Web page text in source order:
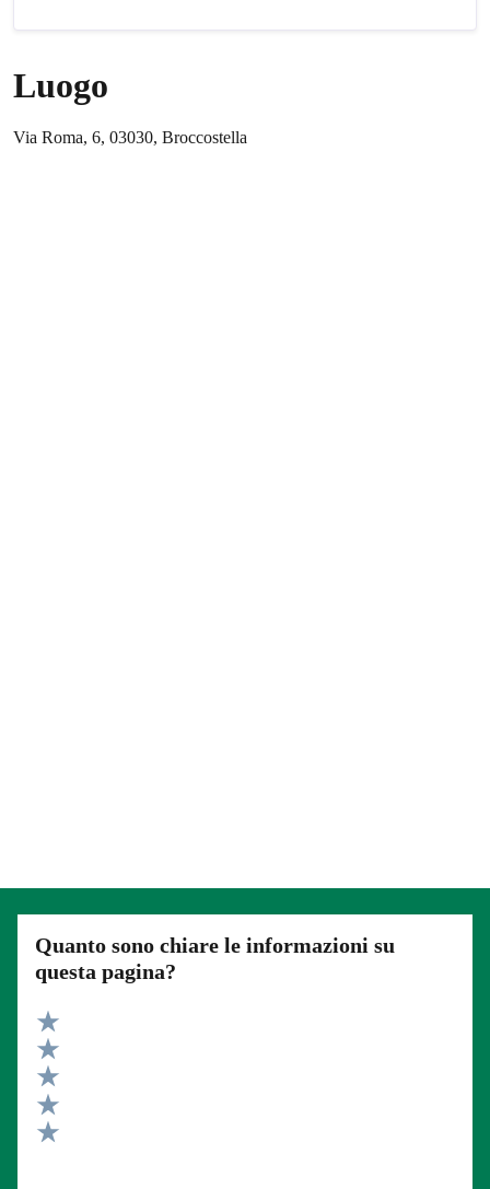
Luogo
Via Roma, 6, 03030, Broccostella
Quanto sono chiare le informazioni su
questa pagina?
Valuta 5 stelle su 5
Valuta 4 stelle su 5
Valuta 3 stelle su 5
Valuta 2 stelle su 5